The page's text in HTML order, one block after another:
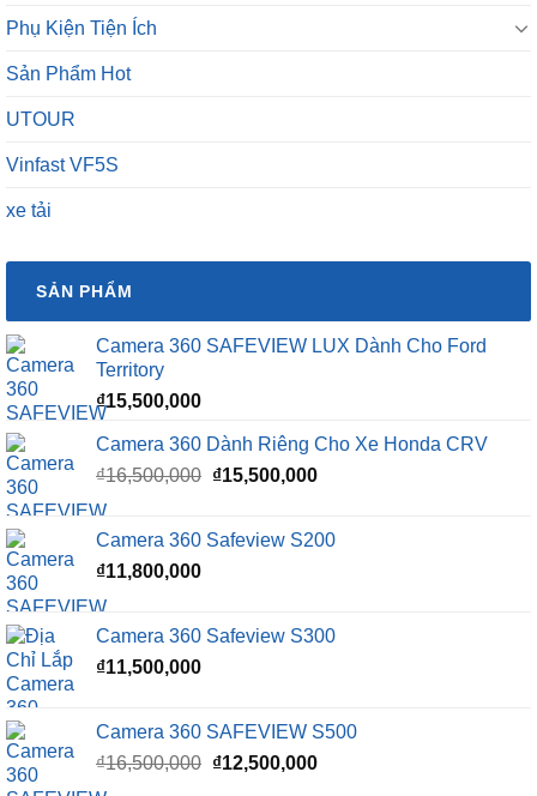
Phụ Kiện Tiện Ích
Sản Phẩm Hot
UTOUR
Vinfast VF5S
xe tải
SẢN PHẨM
Camera 360 SAFEVIEW LUX Dành Cho Ford
Territory
₫15,500,000
Camera 360 Dành Riêng Cho Xe Honda CRV
₫16,500,000 Giá
₫16,500,000.
₫15,500,000Giá
là:
Camera 360 Safeview S200
₫11,800,000
Camera 360 Safeview S300
₫11,500,000
Camera 360 SAFEVIEW S500
₫16,500,000 Giá
₫12,500,000Giá